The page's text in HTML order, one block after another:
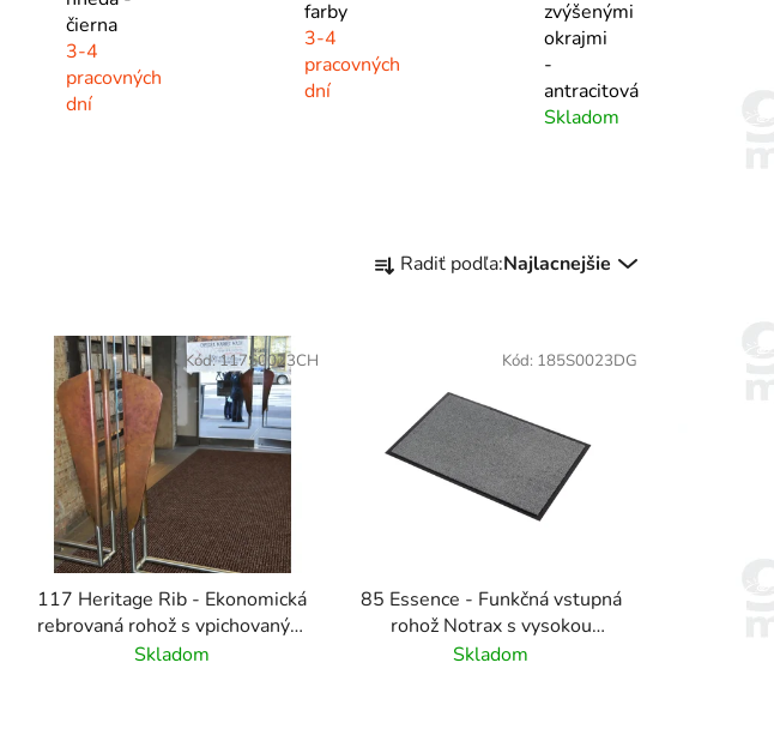
čierna
3-4
pracovných
dní
farby
3-4
pracovných
dní
zvýšenými
okrajmi
-
antracitová
Skladom
a
p
u
Radiť podľa:Najlacnejšie
117 Heritage Rib - Ekonomická
rebrovaná rohož s vpichovaným
vlasom - antracitová
Skladom
Kód:117S0023CH
85 Essence - Funkčná vstupná
rohož Notrax s vysokou
Skladom
Kód: 185S0023DG